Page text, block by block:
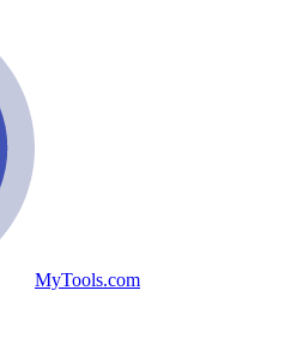
MyTools.com